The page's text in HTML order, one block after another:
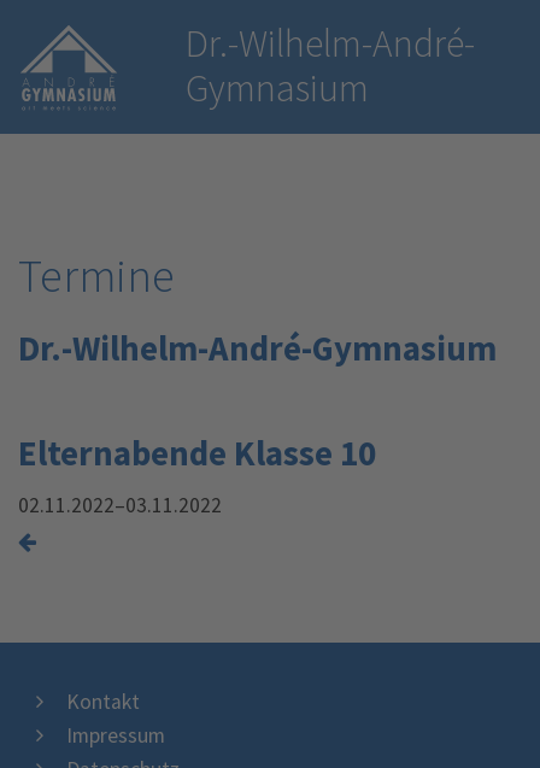
Dr.-Wilhelm-André-
Gymnasium
Termine
Dr.-Wilhelm-André-Gymnasium
Elternabende Klasse 10
02.11.2022–03.11.2022
Kontakt
Impressum